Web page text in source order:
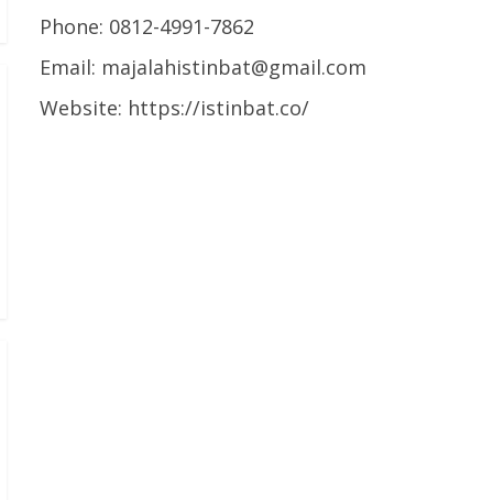
Phone: 0812-4991-7862
Email: majalahistinbat@gmail.com
Website: https://istinbat.co/